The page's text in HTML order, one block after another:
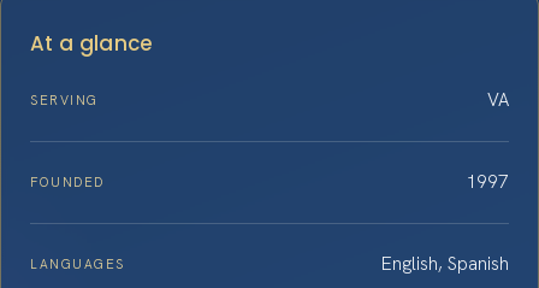
At a glance
SERVING VA
FOUNDED 1997
LANGUAGES English, Spanish